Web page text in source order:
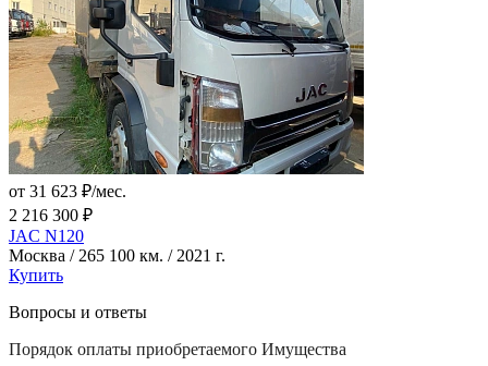
от 31 623 ₽/мес.
2 216 300 ₽
JAC N120
Москва / 265 100 км. / 2021 г.
Купить
Вопросы и ответы
Порядок оплаты приобретаемого Имущества